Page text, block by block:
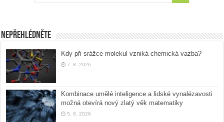
Nepřehlédněte
Kdy při srážce molekul vzniká chemická vazba?
7. 8. 2026
Kombinace umělé inteligence a lidské vynalézavosti
možná otevírá nový zlatý věk matematiky
5. 8. 2026